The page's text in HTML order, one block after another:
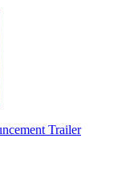
Trailer